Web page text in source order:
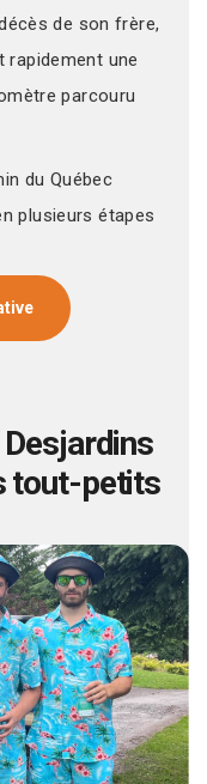
de son frère,
rapidement une
parcouru
du Québec
plusieurs étapes
tout-petits